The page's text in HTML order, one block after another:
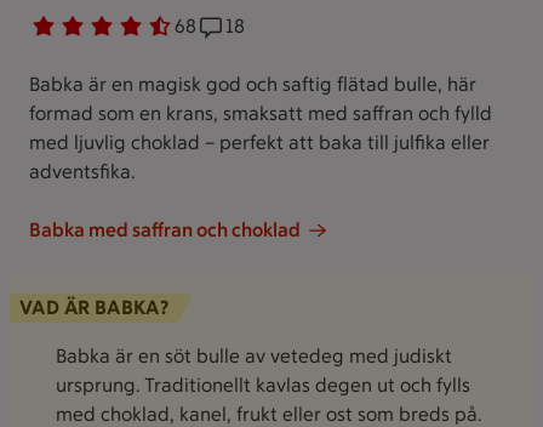
Betyg 4.5 av 5. 68
68 personer har röstatReceptet har 18 kommentarer
18
Babka är en magisk god och saftig flätad bulle, här
formad som en krans, smaksatt med saffran och fylld
med ljuvlig choklad – perfekt att baka till julfika eller
adventsfika.
Babka med saffran och choklad
VAD ÄR BABKA?
Babka är en söt bulle av vetedeg med judiskt
ursprung. Traditionellt kavlas degen ut och fylls
med choklad, kanel, frukt eller ost som breds på.